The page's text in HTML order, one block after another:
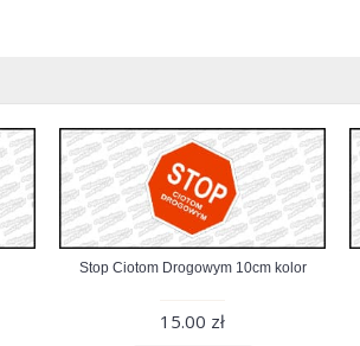
Stop Ciotom Drogowym 10cm kolor
15.00 zł